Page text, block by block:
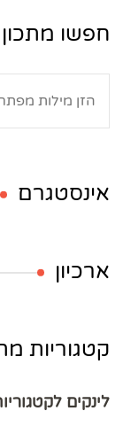
חפשו מתכון
אינסטגרם
ארכיון
קטגוריות
לינקים